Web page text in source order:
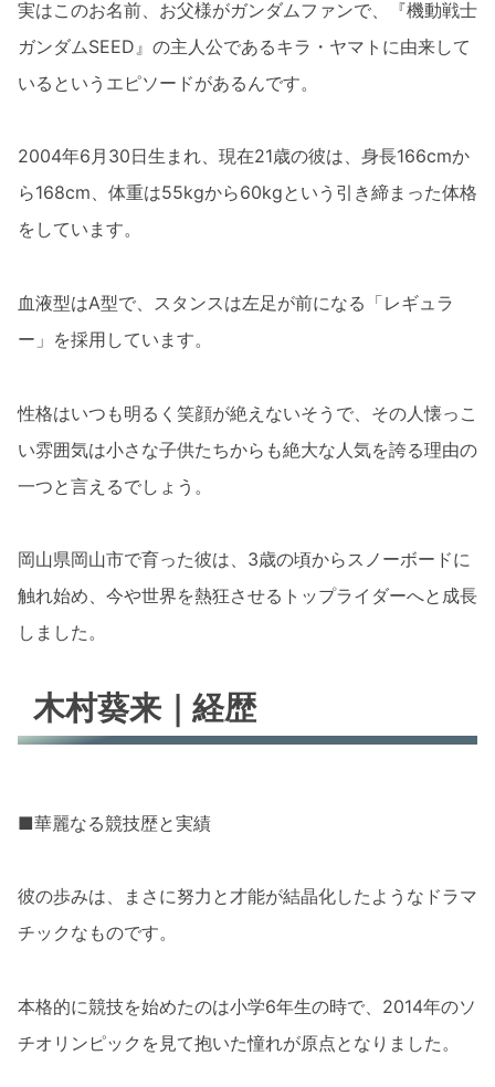
実はこのお名前、お父様がガンダムファンで、『機動戦士
ガンダムSEED』の主人公であるキラ・ヤマトに由来して
いるというエピソードがあるんです。
2004年6月30日生まれ、現在21歳の彼は、身長166cmか
ら168cm、体重は55kgから60kgという引き締まった体格
をしています。
血液型はA型で、スタンスは左足が前になる「レギュラ
ー」を採用しています。
性格はいつも明るく笑顔が絶えないそうで、その人懐っこ
い雰囲気は小さな子供たちからも絶大な人気を誇る理由の
一つと言えるでしょう。
岡山県岡山市で育った彼は、3歳の頃からスノーボードに
触れ始め、今や世界を熱狂させるトップライダーへと成長
しました。
木村葵来｜経歴
■華麗なる競技歴と実績
彼の歩みは、まさに努力と才能が結晶化したようなドラマ
チックなものです。
本格的に競技を始めたのは小学6年生の時で、2014年のソ
チオリンピックを見て抱いた憧れが原点となりました。